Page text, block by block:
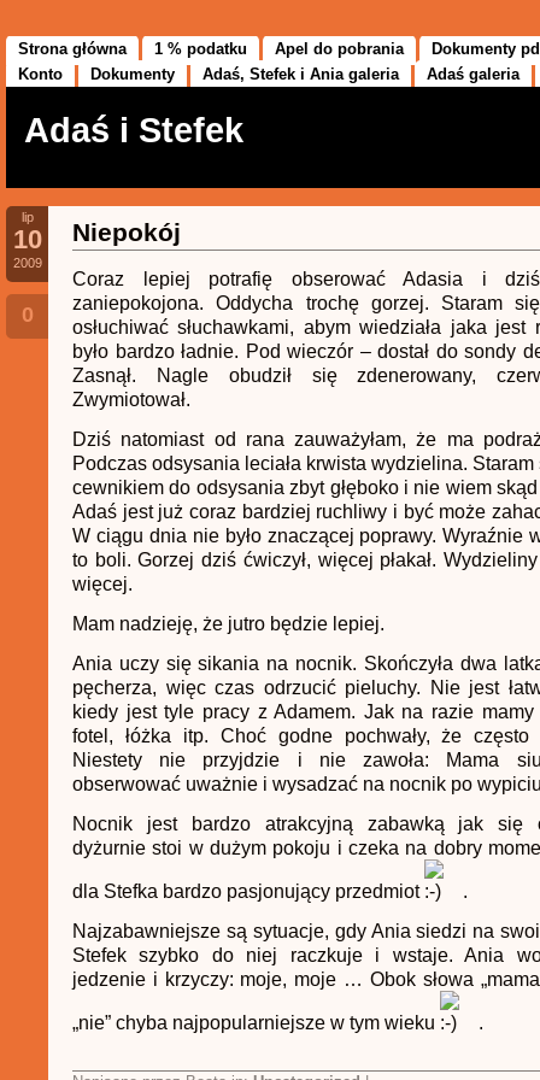
Strona główna 1 % podatku Apel do pobrania
Dokumenty
Konto
Dokumenty Adaś, Stefek i Ania galeria Adaś galeria
Adaś i Stefek
lip
10
2009
0
Niepokój
Coraz lepiej potrafię obserować Adasia i
zaniepokojona. Oddycha trochę gorzej. Staram
osłuchiwać słuchawkami, abym wiedziała jaka jest
było bardzo ładnie. Pod wieczór – dostał do sondy
Zasnął. Nagle obudził się zdenerowany,
Zwymiotował.
Dziś natomiast od rana zauważyłam, że ma
Podczas odsysania leciała krwista wydzielina.
cewnikiem do odsysania zbyt głęboko i nie wiem
Adaś jest już coraz bardziej ruchliwy i być może
W ciągu dnia nie było znaczącej poprawy. Wyraźnie
to boli. Gorzej dziś ćwiczył, więcej płakał.
więcej.
Mam nadzieję, że jutro będzie lepiej.
Ania uczy się sikania na nocnik. Skończyła dwa
pęcherza, więc czas odrzucić pieluchy. Nie jest
kiedy jest tyle pracy z Adamem. Jak na razie
fotel, łóżka itp. Choć godne pochwały, że
Niestety nie przyjdzie i nie zawoła: Mama
obserwować uważnie i wysadzać na nocnik po
Nocnik jest bardzo atrakcyjną zabawką jak się
dyżurnie stoi w dużym pokoju i czeka na dobry
dla Stefka bardzo pasjonujący przedmiot
.
Najzabawniejsze są sytuacje, gdy Ania siedzi na
Stefek szybko do niej raczkuje i wstaje. Ania
jedzenie i krzyczy: moje, moje … Obok słowa
„nie” chyba najpopularniejsze w tym wieku
.